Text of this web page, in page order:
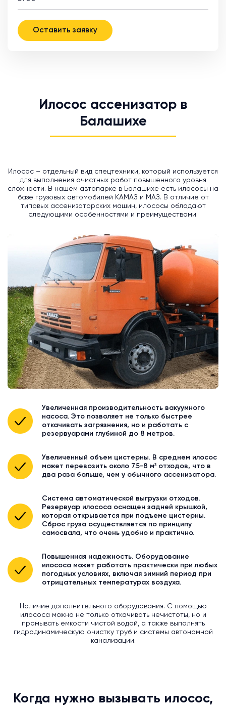
Оставить заявку
Илосос ассенизатор в
Балашихе
Илосос – отдельный вид спецтехники, который используется
для выполнения очистных работ повышенного уровня
сложности. В нашем автопарке в Балашихе есть илососы на
базе грузовых автомобилей КАМАЗ и МАЗ. В отличие от
типовых ассенизаторских машин, илососы обладают
следующими особенностями и преимуществами:
Увеличенная производительность вакуумного
насоса. Это позволяет не только быстрее
откачивать загрязнения, но и работать с
резервуарами глубиной до 8 метров.
Увеличенный объем цистерны. В среднем илосос
может перевозить около 7.5-8 м³ отходов, что в
два раза больше, чем у обычного ассенизатора.
Система автоматической выгрузки отходов.
Резервуар илососа оснащен задней крышкой,
которая открывается при подъеме цистерны.
Сброс груза осуществляется по принципу
самосвала, что очень удобно и практично.
Повышенная надежность. Оборудование
илососа может работать практически при любых
погодных условиях, включая зимний период при
отрицательных температурах воздуха.
Наличие дополнительного оборудования. С помощью
илососа можно не только откачивать нечистоты, но и
промывать емкости чистой водой, а также выполнять
гидродинамическую очистку труб и системы автономной
канализации.
Когда нужно вызывать илосос,